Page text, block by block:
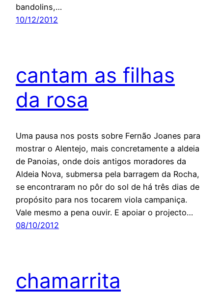
bandolins,…
10/12/2012
cantam as filhas
da rosa
Uma pausa nos posts sobre Fernão Joanes para
mostrar o Alentejo, mais concretamente a aldeia
de Panoias, onde dois antigos moradores da
Aldeia Nova, submersa pela barragem da Rocha,
se encontraram no pôr do sol de há três dias de
propósito para nos tocarem viola campaniça.
Vale mesmo a pena ouvir. E apoiar o projecto…
08/10/2012
chamarrita